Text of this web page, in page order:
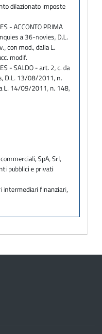
dilazionato imposte
- ACCONTO PRIMA
a 36-novies, D.L.
con mod., dalla L.
modif.
- SALDO - art. 2, c. da
D.L. 13/08/2011, n.
L. 14/09/2011, n. 148,
SpA, Srl,
pubblici e privati
intermediari finanziari,